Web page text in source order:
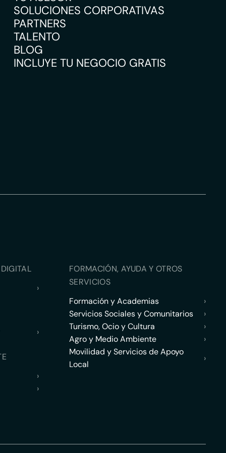
SOLUCIONES CORPORATIVAS
PARTNERS
TALENTO
BLOG
INCLUYE TU NEGOCIO GRATIS
›
›
›
›
FORMACIÓN, AYUDA Y OTROS
SERVICIOS
Formación y Academias
›
Servicios Sociales y Comunitarios
›
Turismo, Ocio y Cultura
›
Agro y Medio Ambiente
›
Movilidad y Servicios de Apoyo
Local
›